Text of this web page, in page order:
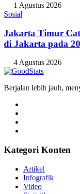
1 Agustus 2026
Sosial
Jakarta Timur
di Jakarta pada
4 Agustus 2026
Berjalan lebih jauh,
Kategori Konten
Artikel
Infografik
Video